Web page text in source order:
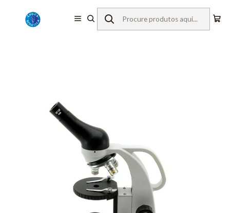
Início Equipamentos de Laboratório
Microscopia
Microscópios Monoculares
Optika Microscópio B-20R